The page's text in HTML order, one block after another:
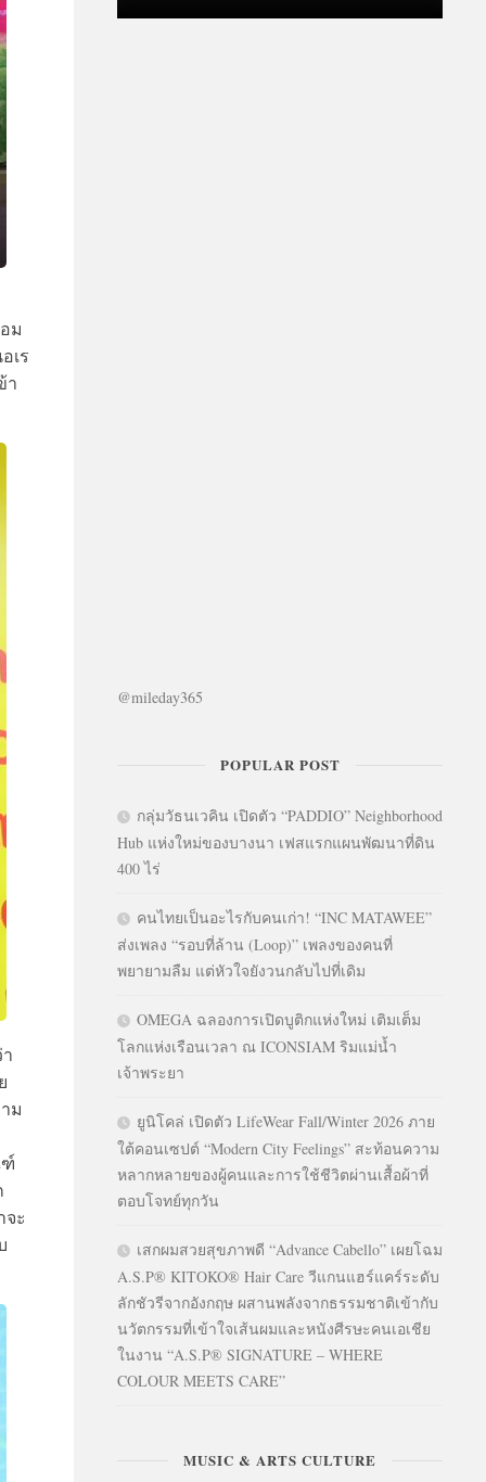
ม
เร
า
ม
ะ
@mileday365
POPULAR POST
กลุ่มวัธนเวคิน เปิดตัว “PADDIO” Neighborhood
Hub แห่งใหม่ของบางนา เฟสแรกแผนพัฒนาที่ดิน
400 ไร่
คนไทยเป็นอะไรกับคนเก่า! “INC MATAWEE”
ส่งเพลง “รอบที่ล้าน (Loop)” เพลงของคนที่
พยายามลืม แต่หัวใจยังวนกลับไปที่เดิม
OMEGA ฉลองการเปิดบูติกแห่งใหม่ เติมเต็ม
โลกแห่งเรือนเวลา ณ ICONSIAM ริมแม่น้ำ
เจ้าพระยา
ยูนิโคล่ เปิดตัว LifeWear Fall/Winter 2026 ภาย
ใต้คอนเซปต์ “Modern City Feelings” สะท้อนความ
หลากหลายของผู้คนและการใช้ชีวิตผ่านเสื้อผ้าที่
ตอบโจทย์ทุกวัน
เสกผมสวยสุขภาพดี “Advance Cabello” เผยโฉม
A.S.P® KITOKO® Hair Care วีแกนแฮร์แคร์ระดับ
ลักชัวรีจากอังกฤษ ผสานพลังจากธรรมชาติเข้ากับ
นวัตกรรมที่เข้าใจเส้นผมและหนังศีรษะคนเอเชีย
ในงาน “A.S.P® SIGNATURE – WHERE
COLOUR MEETS CARE”
MUSIC & ARTS CULTURE